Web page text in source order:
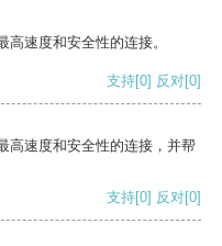
速度和安全性的连接。
支持[0] 反对[0]
高速度和安全性的连接，并帮
支持[0] 反对[0]